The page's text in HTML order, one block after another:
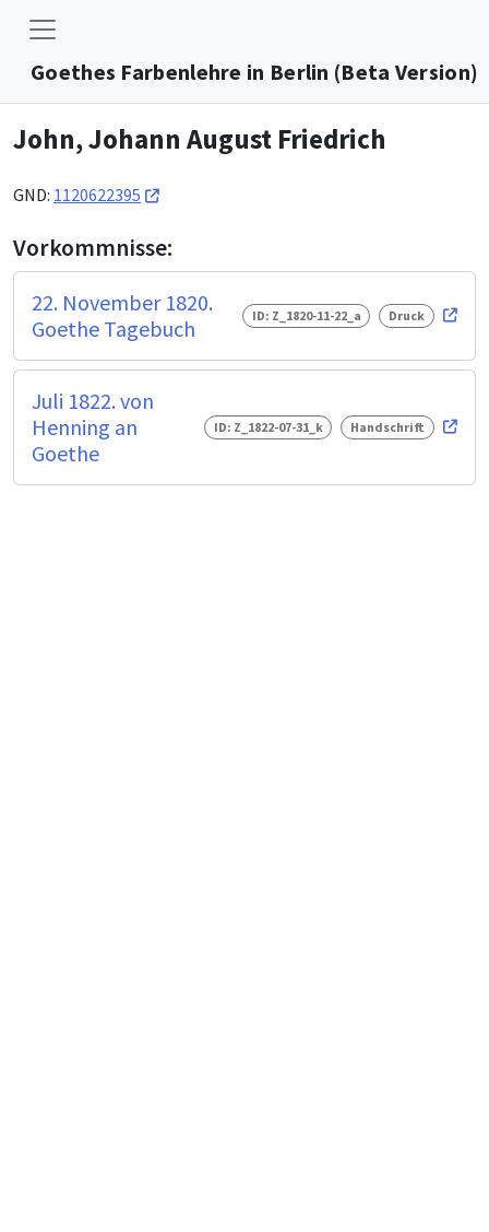
Goethes Farbenlehre in Berlin (Beta Version)
John, Johann August Friedrich
GND: 1120622395
Vorkommnisse:
22. November 1820.
Goethe Tagebuch
ID: Z_1820-11-22_a Druck
Juli 1822. von
Henning an
Goethe
ID: Z_1822-07-31_k Handschrift